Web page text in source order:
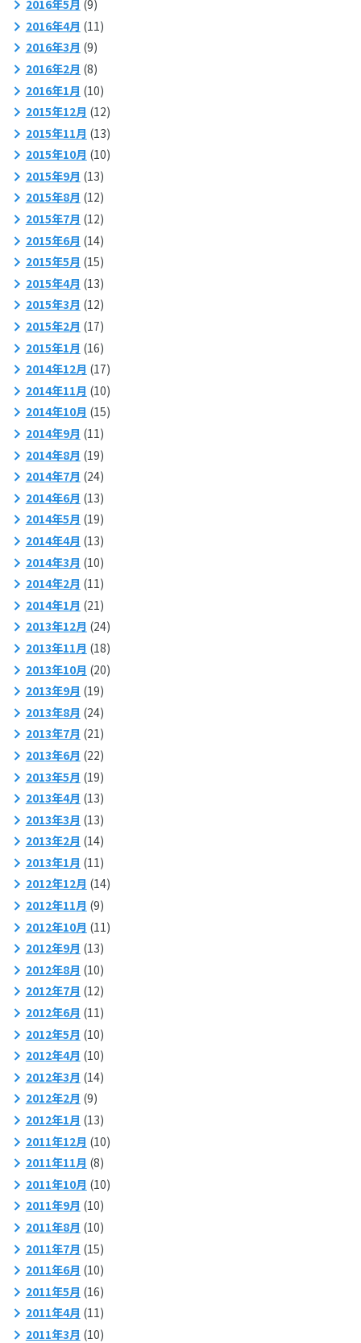
2016年5月 (9)
2016年4月 (11)
2016年3月 (9)
2016年2月 (8)
2016年1月 (10)
2015年12月 (12)
2015年11月 (13)
2015年10月 (10)
2015年9月 (13)
2015年8月 (12)
2015年7月 (12)
2015年6月 (14)
2015年5月 (15)
2015年4月 (13)
2015年3月 (12)
2015年2月 (17)
2015年1月 (16)
2014年12月 (17)
2014年11月 (10)
2014年10月 (15)
2014年9月 (11)
2014年8月 (19)
2014年7月 (24)
2014年6月 (13)
2014年5月 (19)
2014年4月 (13)
2014年3月 (10)
2014年2月 (11)
2014年1月 (21)
2013年12月 (24)
2013年11月 (18)
2013年10月 (20)
2013年9月 (19)
2013年8月 (24)
2013年7月 (21)
2013年6月 (22)
2013年5月 (19)
2013年4月 (13)
2013年3月 (13)
2013年2月 (14)
2013年1月 (11)
2012年12月 (14)
2012年11月 (9)
2012年10月 (11)
2012年9月 (13)
2012年8月 (10)
2012年7月 (12)
2012年6月 (11)
2012年5月 (10)
2012年4月 (10)
2012年3月 (14)
2012年2月 (9)
2012年1月 (13)
2011年12月 (10)
2011年11月 (8)
2011年10月 (10)
2011年9月 (10)
2011年8月 (10)
2011年7月 (15)
2011年6月 (10)
2011年5月 (16)
2011年4月 (11)
2011年3月 (10)